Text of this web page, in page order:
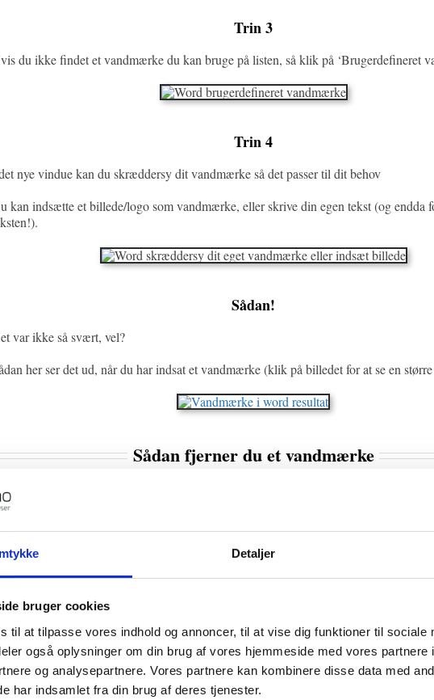
Detaljer
bruger cookies
til at tilpasse vores indhold og annoncer, til at vise dig funktioner til sociale
også oplysninger om din brug af vores hjemmeside med vores partnere
og analysepartnere. Vores partnere kan kombinere disse data med
har indsamlet fra din brug af deres tjenester.
Trin 3
du ikke findet et vandmærke du kan bruge på listen, så klik på ‘Brugerdefineret
Trin 4
nye vindue kan du skræddersy dit vandmærke så det passer til dit behov
kan indsætte et billede/logo som vandmærke, eller skrive din egen tekst (og endda
Sådan!
var ikke så svært, vel?
her ser det ud, når du har indsat et vandmærke (klik på billedet for at se en
Sådan fjerner du et vandmærke
fjerne et vandmærke fra dit Word dokument er endnu nemmere end at indsætte et.
Trin 1
Gå til ‘Design’ fanen.